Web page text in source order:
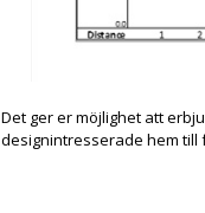
Det ger er möjlighet att
designintresserade hem till